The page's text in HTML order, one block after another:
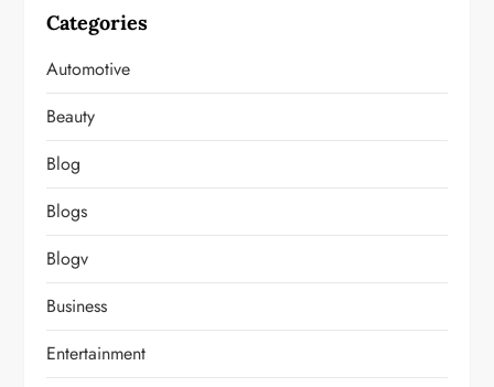
Categories
Automotive
Beauty
Blog
Blogs
Blogv
Business
Entertainment